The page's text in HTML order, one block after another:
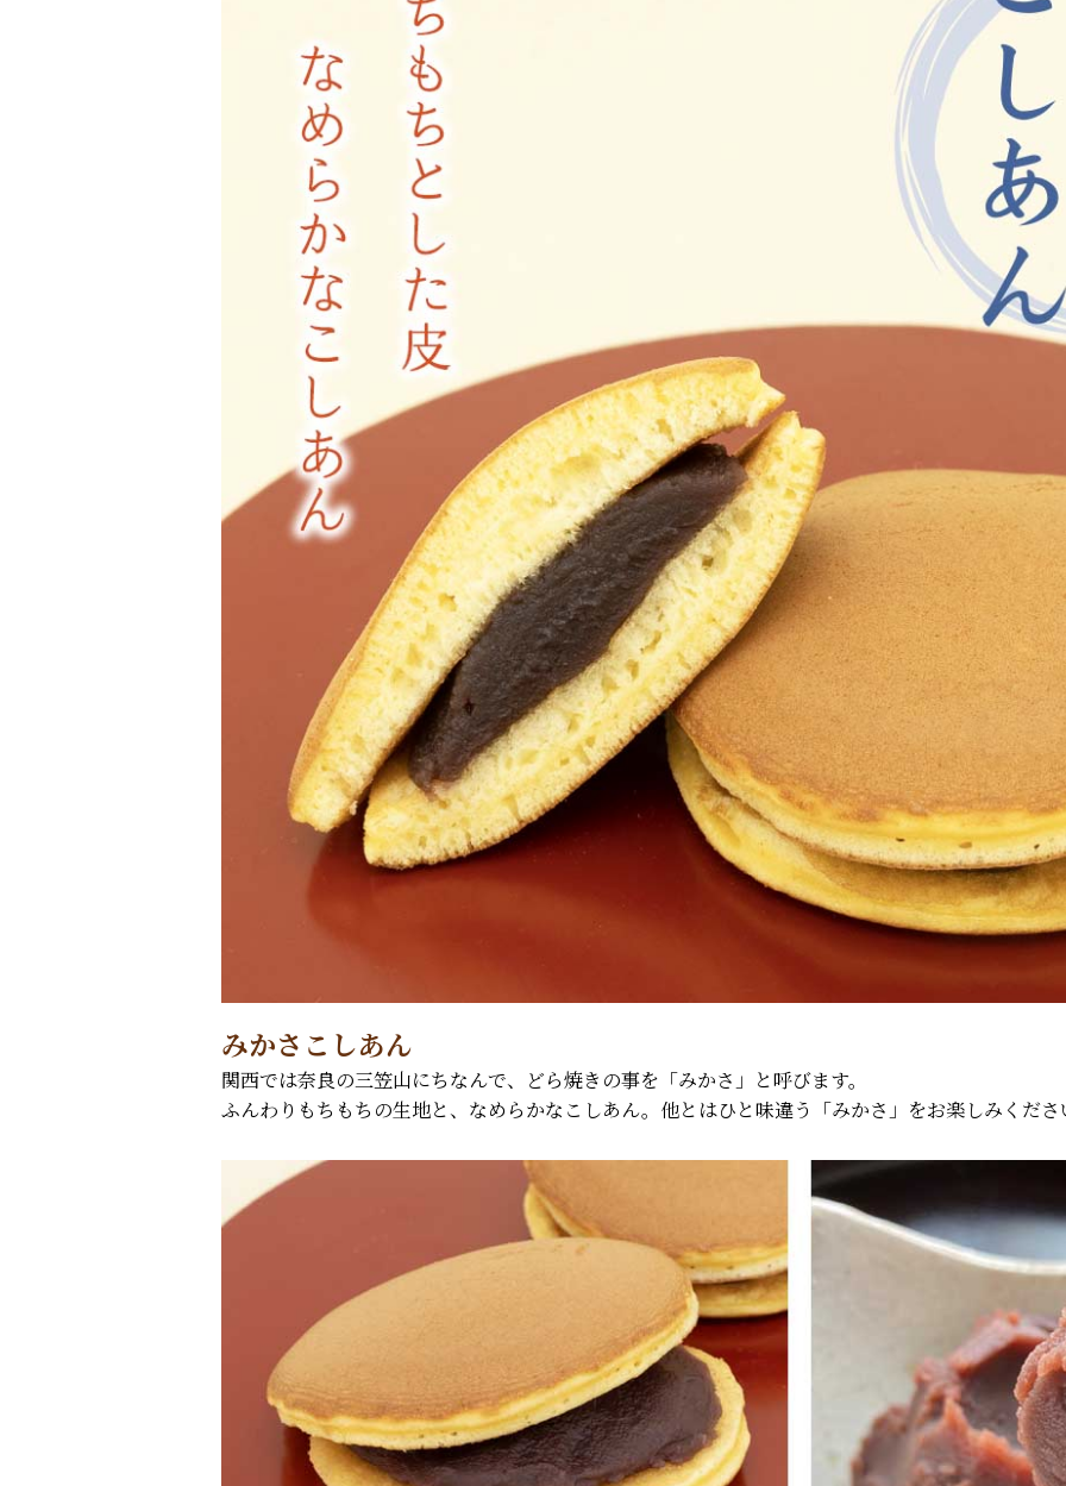
みかさこしあん
関西では奈良の三笠山にちなんで、どら焼きの事を「みかさ」と呼びます。
ふんわりもちもちの生地と、なめらかなこしあん。他とはひと味違う「みかさ」をお楽しみくださ